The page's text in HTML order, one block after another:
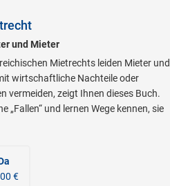
und Mieter
Mietrechts leiden Mieter und
wirtschaftliche Nachteile oder
vermeiden, zeigt Ihnen dieses Buch.
„Fallen“ und lernen Wege kennen, sie
€